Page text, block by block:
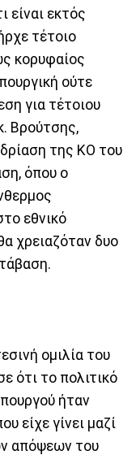
είναι εκτός
τέτοιο
κορυφαίος
ούτε
για τέτοιου
Βρούτσης,
της ΚΟ του
όπου ο
εθνικό
χρειαζόταν δυο
ομιλία του
ότι το πολιτικό
ήταν
είχε γίνει μαζί
απόψεων του